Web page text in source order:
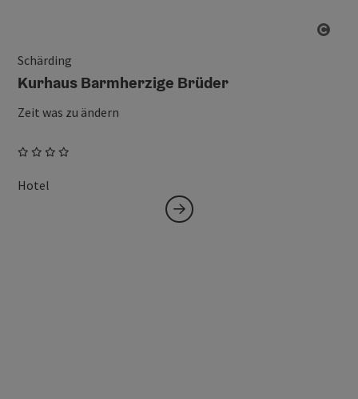
Schärding
Kurhaus Barmherzige Brüder
Zeit was zu ändern
Hotel